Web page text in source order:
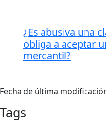
¿Es abusiva una
obliga a aceptar
mercantil?
Fecha de última
Tags